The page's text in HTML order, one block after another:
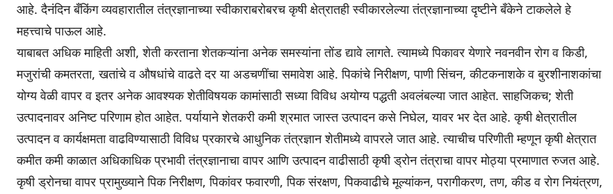
आहे. दैनंदिन बँकिंग व्यवहारातील तंत्रज्ञानाच्या स्वीकाराबरोबरच कृषी क्षेत्रातही स्वीकारलेल्या तंत्रज्ञानाच्या दृष्टीने बँकेने टाकलेले हे
महत्त्वाचे पाऊल आहे.
याबाबत अधिक माहिती अशी, शेती करताना शेतकऱ्यांना अनेक समस्यांना तोंड द्यावे लागते. त्यामध्ये पिकावर येणारे नवनवीन रोग व किडी,
मजुरांची कमतरता, खतांचे व औषधांचे वाढते दर या अडचणींचा समावेश आहे. पिकांचे निरीक्षण, पाणी सिंचन, कीटकनाशके व बुरशीनाशकांचा
योग्य वेळी वापर व इतर अनेक आवश्यक शेतीविषयक कामांसाठी सध्या विविध अयोग्य पद्धती अवलंबल्या जात आहेत. साहजिकच; शेती
उत्पादनावर अनिष्ट परिणाम होत आहेत. पर्यायाने शेतकरी कमी श्रमात जास्त उत्पादन कसे निघेल, यावर भर देत आहे. कृषी क्षेत्रातील
उत्पादन व कार्यक्षमता वाढविण्यासाठी विविध प्रकारचे आधुनिक तंत्रज्ञान शेतीमध्ये वापरले जात आहे. त्याचीच परिणीती म्हणून कृषी क्षेत्रात
कमीत कमी काळात अधिकाधिक प्रभावी तंत्रज्ञानाचा वापर आणि उत्पादन वाढीसाठी कृषी ड्रोन तंत्राचा वापर मोठ्या प्रमाणात रुजत आहे.
कृषी ड्रोनचा वापर प्रामुख्याने पिक निरीक्षण, पिकांवर फवारणी, पिक संरक्षण, पिकवाढीचे मूल्यांकन, परागीकरण, तण, कीड व रोग नियंत्रण,